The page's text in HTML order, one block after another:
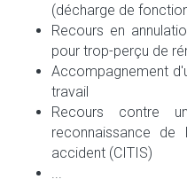
(décharge de
Recours en
pour trop-perçu de
Accompagnement
travail
Recours contre
reconnaissance de
accident (CITIS)